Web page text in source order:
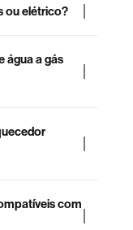
ou elétrico?
água a gás
com